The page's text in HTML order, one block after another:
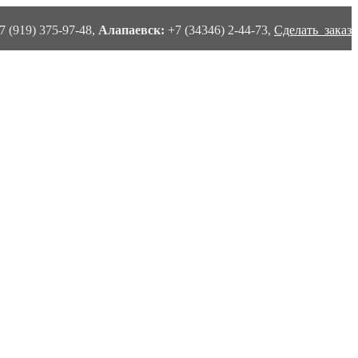
(919) 375-97-48, Алапаевск: +7 (34346) 2-44-73, Сделать заказ